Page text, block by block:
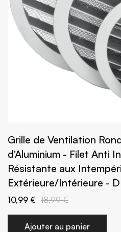
Grille de Ventilation
d'Aluminium - Filet Anti
Résistante aux
Extérieure/Intérieure -
10,99 € 18,99 €
Ajouter au panier